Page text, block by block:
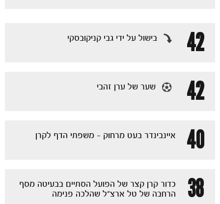
42
בישול על ידי גבי קניקובסקי
42 שער של ערן זהבי
40 איינבינדר בעט מרחוק - משפתי הדף לקרן
38
כדור קרן קצר של הפועל הסתיים בבעיטה מסף
הרחבה של טל ארצ״ל שהלכה פנימה